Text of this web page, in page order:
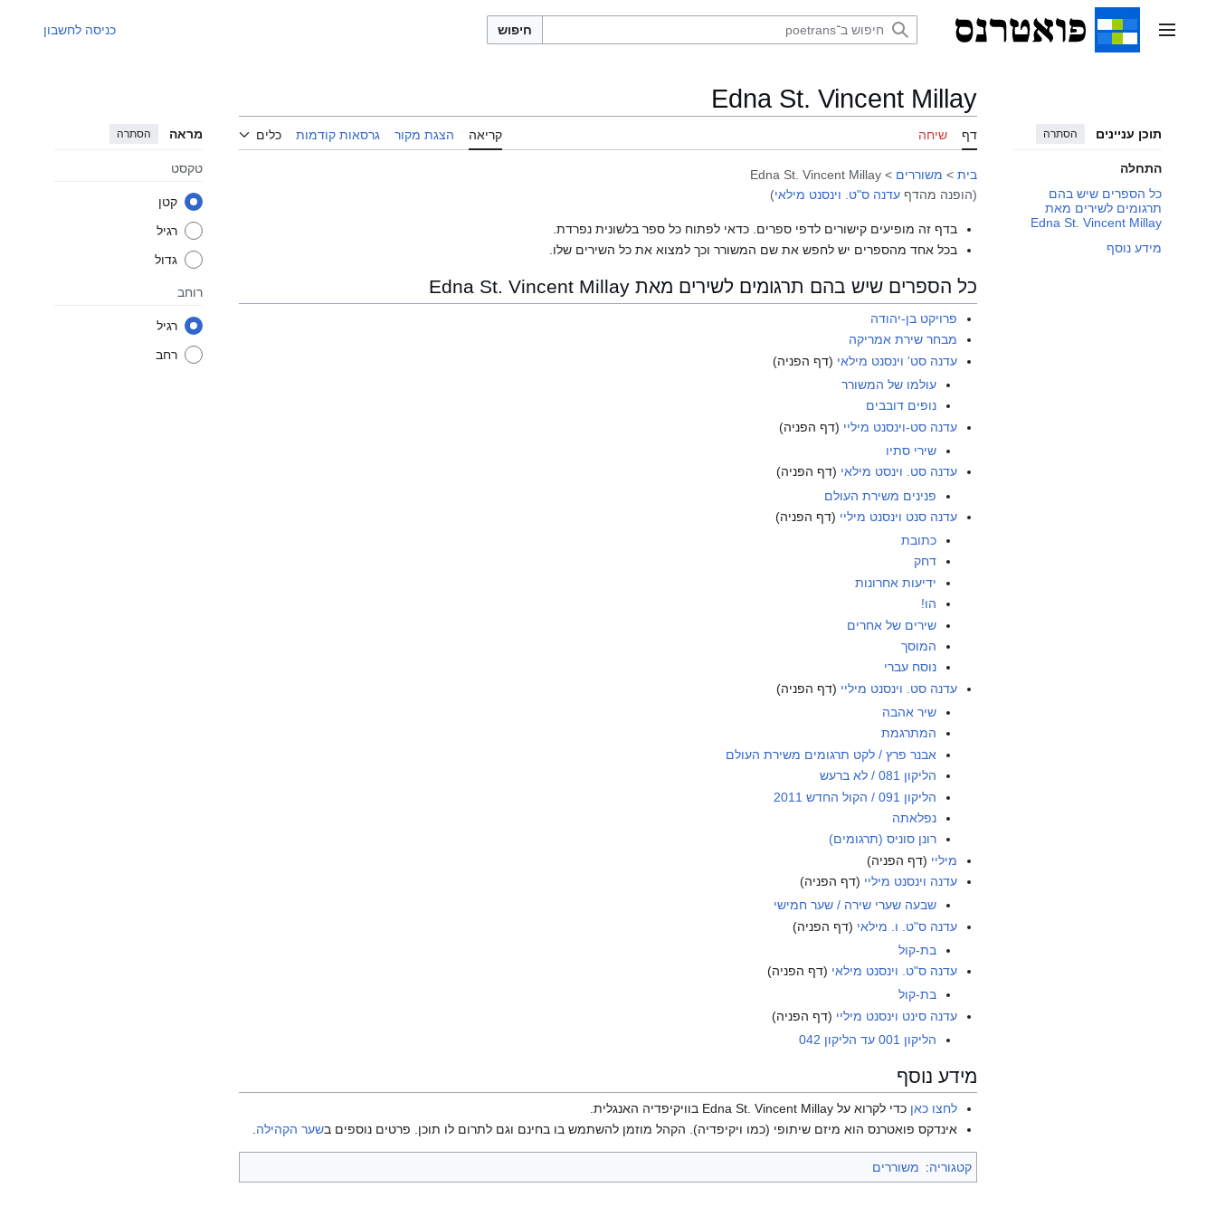
תפריט ראשי חיפוש כניסה לחשבון
תוכן עניינים הסתרה
התחלה
כל הספרים שיש בהם
תרגומים לשירים מאת
Edna St. Vincent Millay
מידע נוסף
Edna St. Vincent Millay
דף שיחה קריאה הצגת מקור גרסאות קודמות כלים מראה הסתרה
טקסט
קטן
רגיל
גדול
רוחב
רגיל
רחב
בית > משוררים >
Edna St. Vincent Millay
(הופנה מהדף עדנה ס"ט. וינסנט מילאי)
בדף זה מופיעים קישורים לדפי ספרים. כדאי לפתוח כל ספר בלשונית נפרדת.
בכל אחד מהספרים יש לחפש את שם המשורר וכך למצוא את כל השירים שלו.
כל הספרים שיש בהם תרגומים לשירים מאת Edna St. Vincent Millay
פרויקט בן-יהודה
מבחר שירת אמריקה
עדנה סט' וינסנט מילאי (דף הפניה)
עולמו של המשורר
נופים דובבים
עדנה סט-וינסנט מיליי (דף הפניה)
שירי סתיו
עדנה סט. וינסט מילאי (דף הפניה)
פנינים משירת העולם
עדנה סנט וינסנט מיליי (דף הפניה)
כתובת
דחק
ידיעות אחרונות
הו!
שירים של אחרים
המוסך
נוסח עברי
עדנה סט. וינסנט מיליי (דף הפניה)
שיר אהבה
המתרגמת
אבנר פרץ / לקט תרגומים משירת העולם
הליקון 081 / לא ברעש
הליקון 091 / הקול החדש 2011
נפלאתה
רונן סוניס (תרגומים)
מיליי (דף הפניה)
עדנה וינסנט מיליי (דף הפניה)
שבעה שערי שירה / שער חמישי
עדנה ס"ט. ו. מילאי (דף הפניה)
בת-קול
עדנה ס"ט. וינסנט מילאי (דף הפניה)
בת-קול
עדנה סינט וינסנט מיליי (דף הפניה)
הליקון 001 עד הליקון 042
מידע נוסף
לחצו כאן כדי לקרוא על Edna St. Vincent Millay בוויקיפדיה האנגלית.
אינדקס פואטרנס הוא מיזם שיתופי (כמו ויקיפדיה). הקהל מוזמן להשתמש בו בחינם וגם לתרום לו תוכן. פרטים נוספים בשער הקהילה
קטגוריה: משוררים